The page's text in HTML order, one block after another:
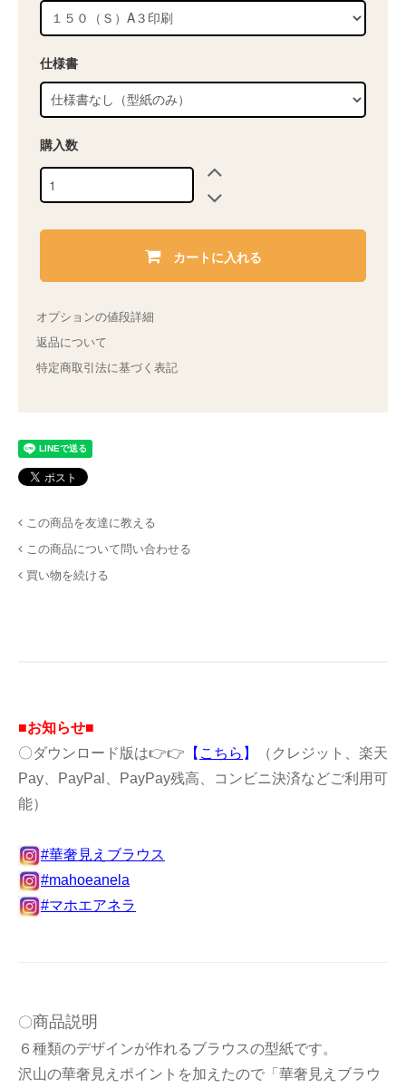
仕様書
購入数
カートに入れる
オプションの値段詳細
返品について
特定商取引法に基づく表記
この商品を友達に教える
この商品について問い合わせる
買い物を続ける
■お知らせ■
〇ダウンロード版は👉👉 【 こちら 】
（クレジット、楽天
Pay、PayPal、PayPay残高、コンビニ決済などご利用可
能）
#華奢見えブラウス
#mahoeanela
#マホエアネラ
〇商品説明
６種類のデザインが作れるブラウスの型紙です。
沢山の華奢見えポイントを加えたので「華奢見えブラウ